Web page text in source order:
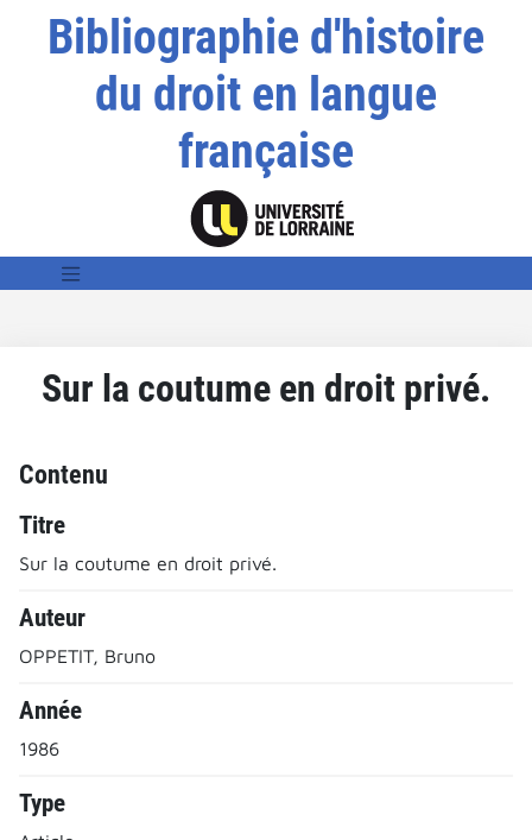
Bibliographie d'histoire
du droit en langue
française
Sur la coutume en droit privé.
Contenu
Titre
Sur la coutume en droit privé.
Auteur
OPPETIT, Bruno
Année
1986
Type